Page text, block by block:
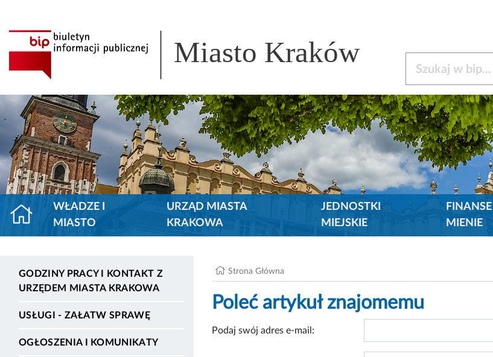
Miasto Kraków
WŁADZE I
MIASTO
URZĄD MIASTA
KRAKOWA
JEDNOSTKI
MIEJSKIE
FINANSE I
MIENIE
GODZINY PRACY I KONTAKT Z
URZĘDEM MIASTA KRAKOWA
USŁUGI - ZAŁATW SPRAWĘ
OGŁOSZENIA I KOMUNIKATY
Strona Główna
Poleć artykuł znajomemu
Podaj swój adres e-mail: